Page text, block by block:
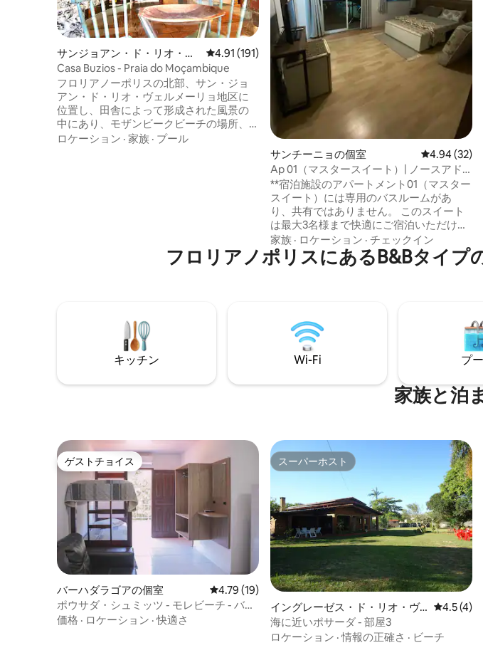
サンジョアン・ド・リオ・ヴ
ェルメーリョの一軒家
レビュー191件、5つ星中4.91つ星の平均評価
4.91 (191)
Casa Buzios - Praia do Moçambique
フロリアノーポリスの北部、サン・ジョ
アン・ド・リオ・ヴェルメーリョ地区に
位置し、田舎によって形成された風景の
中にあり、モザンビークビーチの場所、
山々と海を名付けた川の源泉です。建設
ークビーチに直行するトレイルのための
部のビーチ、ラゴア・ダ・コンセイサン
に簡単にアクセスできる地域にありま
の住民が住んでいます。 それによいレス
トラン、パン屋、薬局、スーパーマーケ
漁師のコミュニティであるコスタ・ダ・
ラゴアにつながるボートのある湖のター
ミナルがあります。 従来の、エグゼクテ
ィブおよびインタープレイバスラインを
備えた質の高い公共交通機関、これらは
島の南北のビーチとラグーン、大学、フ
ロリアノポリスの中心部を結ぶもので
す。 （ URL非表示） インターネット/Wi -
Fiを提供しています。 清掃料金= R $
120.00で、チェックイン時にお支払いく
ださい。 1日の繁忙期の料金： - 12/18から
12/24まで= R $ 170.00 - 12/25から01/14ま
で= R $ 260.00 - 01/14から02/14まで= R $
170.00 カーニバル= R $ 260.00 イースタ
ロケーション · 家族 · プール
サンチーニョの個室 レビュー32
4.94 (32)
Ap 01（マスタースイート）| ノースアド
ベンチャーポウサダ
**宿泊施設のアパートメント01（マスター
スイート）には専用のバスルームがあ
り、共有ではありません。 このスイート
は最大3名様まで快適にご宿泊いただけま
す。必要に応じて、マットレスと追加の
寝具をご用意いたします。 テレビ、ミニ
バー、エアコン、クローゼット、ハイド
ン、リビングルーム、庭、プール、バー
ベキューエリア）をご利用いただけま
す。🏝️☀️ @ポウサダノースアドベンチャ
家族 · ロケーション · チェックイン
フロリアノポリスにあるB&Bタイプ
キッチン Wi-Fi プ
家族と泊
ゲストチョイス
ゲストチョイス
バーハダラゴアの個室 レビュー19件、5つ星中4.79つ星の平均評価
4.79 (19)
ポウサダ・シュミッツ - モレビーチ - バ
ラ・ダ・ラゴア、...
価格 · ロケーション ·快適さ
スーパーホスト
スーパーホスト
イングレーゼス・ド・リオ・ヴ
ェルメーリョの個室
レビュー
4.5 (4)
海に近いポサーダ - 部屋3
ロケーション ·情報の正確さ · ビーチ